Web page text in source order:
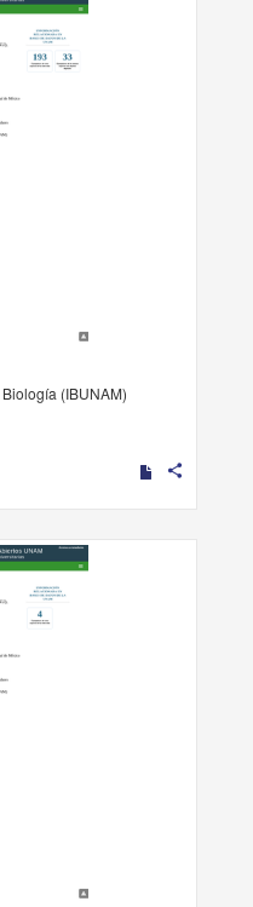
(IBUNAM)
share